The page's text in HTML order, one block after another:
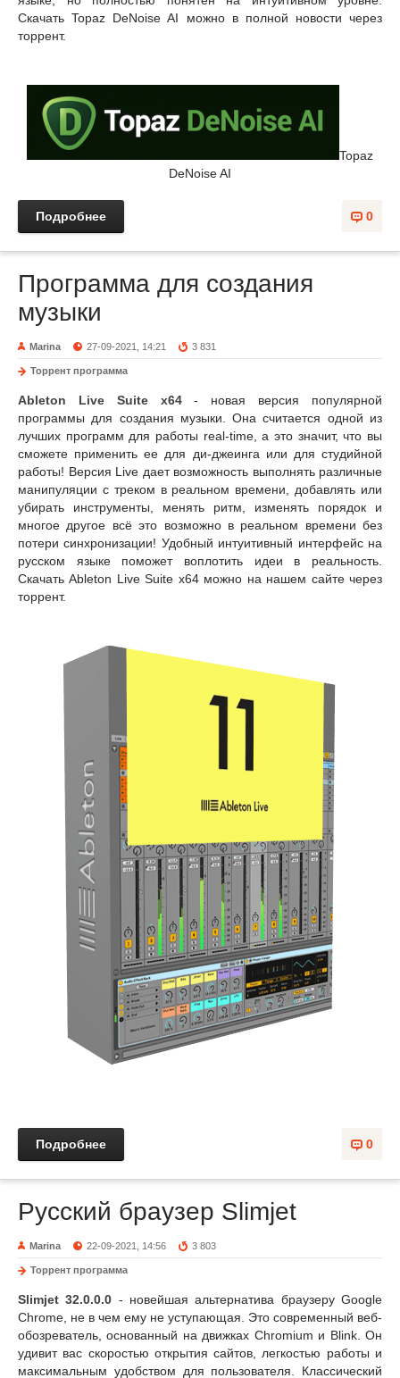
Скачать Topaz DeNoise AI можно в полной новости через
торрент.
Topaz
DeNoise AI
0
Подробнее
Программа для создания
музыки
Marina 27-09-2021, 14:21 3 831
Торрент программа
Ableton Live Suite x64- новая версия популярной
программы для создания музыки. Она считается одной из
лучших программ для работы real-time, а это значит, что вы
сможете применить ее для ди-джеинга или для студийной
работы! Версия Live дает возможность выполнять различные
манипуляции с треком в реальном времени, добавлять или
убирать инструменты, менять ритм, изменять порядок и
многое другое всё это возможно в реальном времени без
потери синхронизации! Удобный интуитивный интерфейс на
русском языке поможет воплотить идеи в реальность.
Скачать Ableton Live Suite x64 можно на нашем сайте через
торрент.
0
Подробнее
Русский браузер Slimjet
Marina 22-09-2021, 14:56 3 803
Торрент программа
Slimjet 32.0.0.0 - новейшая альтернатива браузеру Google
Chrome, не в чем ему не уступающая. Это современный веб-
обозреватель, основанный на движках Chromium и Blink. Он
удивит вас скоростью открытия сайтов, легкостью работы и
максимальным удобством для пользователя. Классический